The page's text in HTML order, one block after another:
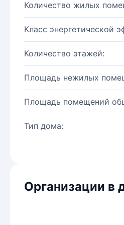
Количество жилых
Класс энергетической
Количество этажей:
Площадь нежилых
Площадь помещений
Тип дома:
Организации в